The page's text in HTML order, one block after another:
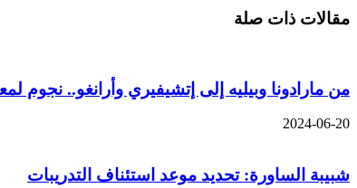
البريد
مقالات ذات صلة
من مارادونا وبيليه إلى إتشيفيري وأرانغو.. نجوم
2024-06-20
شبيبة الساورة: تحديد موعد استئناف التدريبات